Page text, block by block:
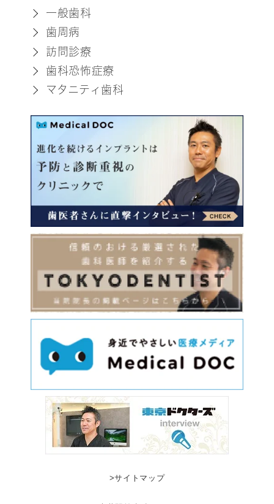
一般歯科
歯周病
訪問診療
歯科恐怖症療
マタニティ歯科
>サイトマップ